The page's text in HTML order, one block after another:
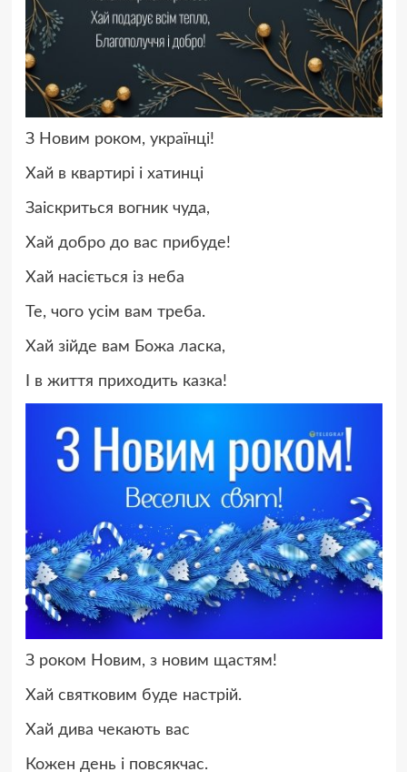
З Новим роком, українці!
Хай в квартирі і хатинці
Заіскриться вогник чуда,
Хай добро до вас прибуде!
Хай насіється із неба
Те, чого усім вам треба.
Хай зійде вам Божа ласка,
І в життя приходить казка!
З роком Новим, з новим щастям!
Хай святковим буде настрій.
Хай дива чекають вас
Кожен день і повсякчас.